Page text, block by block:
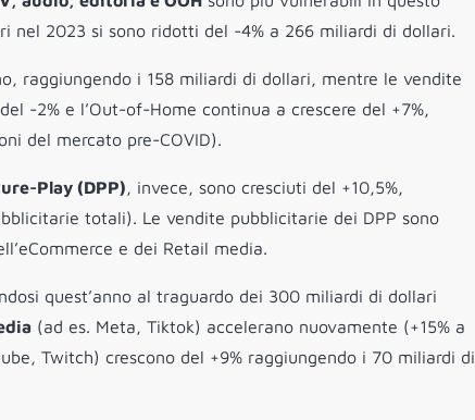
nel 2023 si sono ridotti del -4% a 266 miliardi di dollari.
raggiungendo i 158 miliardi di dollari, mentre le vendite
-2% e l’Out-of-Home continua a crescere del +7%,
del mercato pre-COVID).
Play (DPP), invece, sono cresciuti del +10,5%,
totali). Le vendite pubblicitarie dei DPP sono
e dei Retail media.
quest’anno al traguardo dei 300 miliardi di dollari
(ad es. Meta, Tiktok) accelerano nuovamente (+15% a
Twitch) crescono del +9% raggiungendo i 70 miliardi di